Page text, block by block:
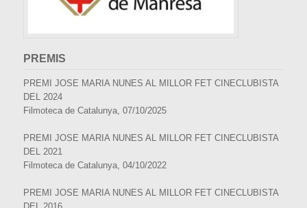
PREMIS
PREMI JOSE MARIA NUNES AL MILLOR FET CINECLUBISTA
DEL 2024
Filmoteca de Catalunya, 07/10/2025
PREMI JOSE MARIA NUNES AL MILLOR FET CINECLUBISTA
DEL 2021
Filmoteca de Catalunya, 04/10/2022
PREMI JOSE MARIA NUNES AL MILLOR FET CINECLUBISTA